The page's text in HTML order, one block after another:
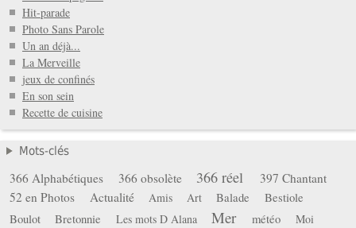
Hit-parade
Photo Sans Parole
Un an déjà...
La Merveille
jeux de confinés
En son sein
Recette de cuisine
Mots-clés
366 Alphabétiques 366 obsolète 366 réel
397 Chantant
52 en Photos
Actualité Amis Art Balade
Bestiole
Boulot
Bretonnie Les mots D Alana Mer météo Moi